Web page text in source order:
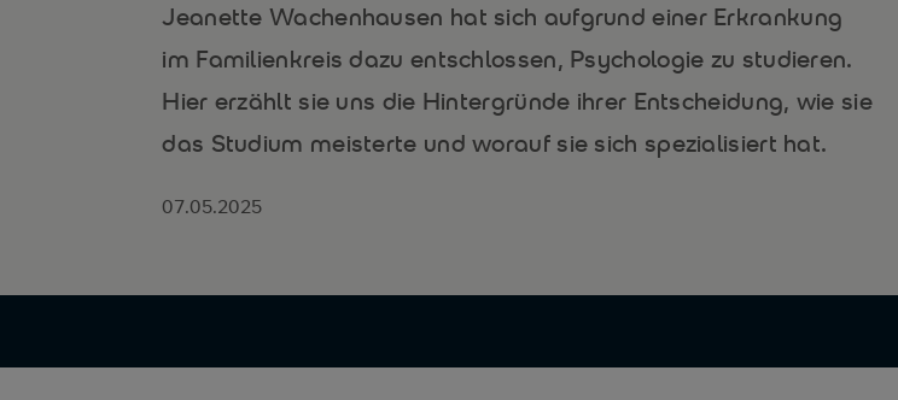
Jeanette Wachenhausen hat sich aufgrund einer Erkrankung
im Familienkreis dazu entschlossen, Psychologie zu studieren.
Hier erzählt sie uns die Hintergründe ihrer Entscheidung, wie sie
das Studium meisterte und worauf sie sich spezialisiert hat.
07.05.2025